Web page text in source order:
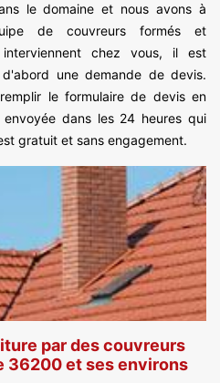
le domaine et nous avons à
de couvreurs formés et
chez vous, il est
une demande de devis.
le formulaire de devis en
dans les 24 heures qui
gratuit et sans engagement.
par des couvreurs
36200 et ses environs